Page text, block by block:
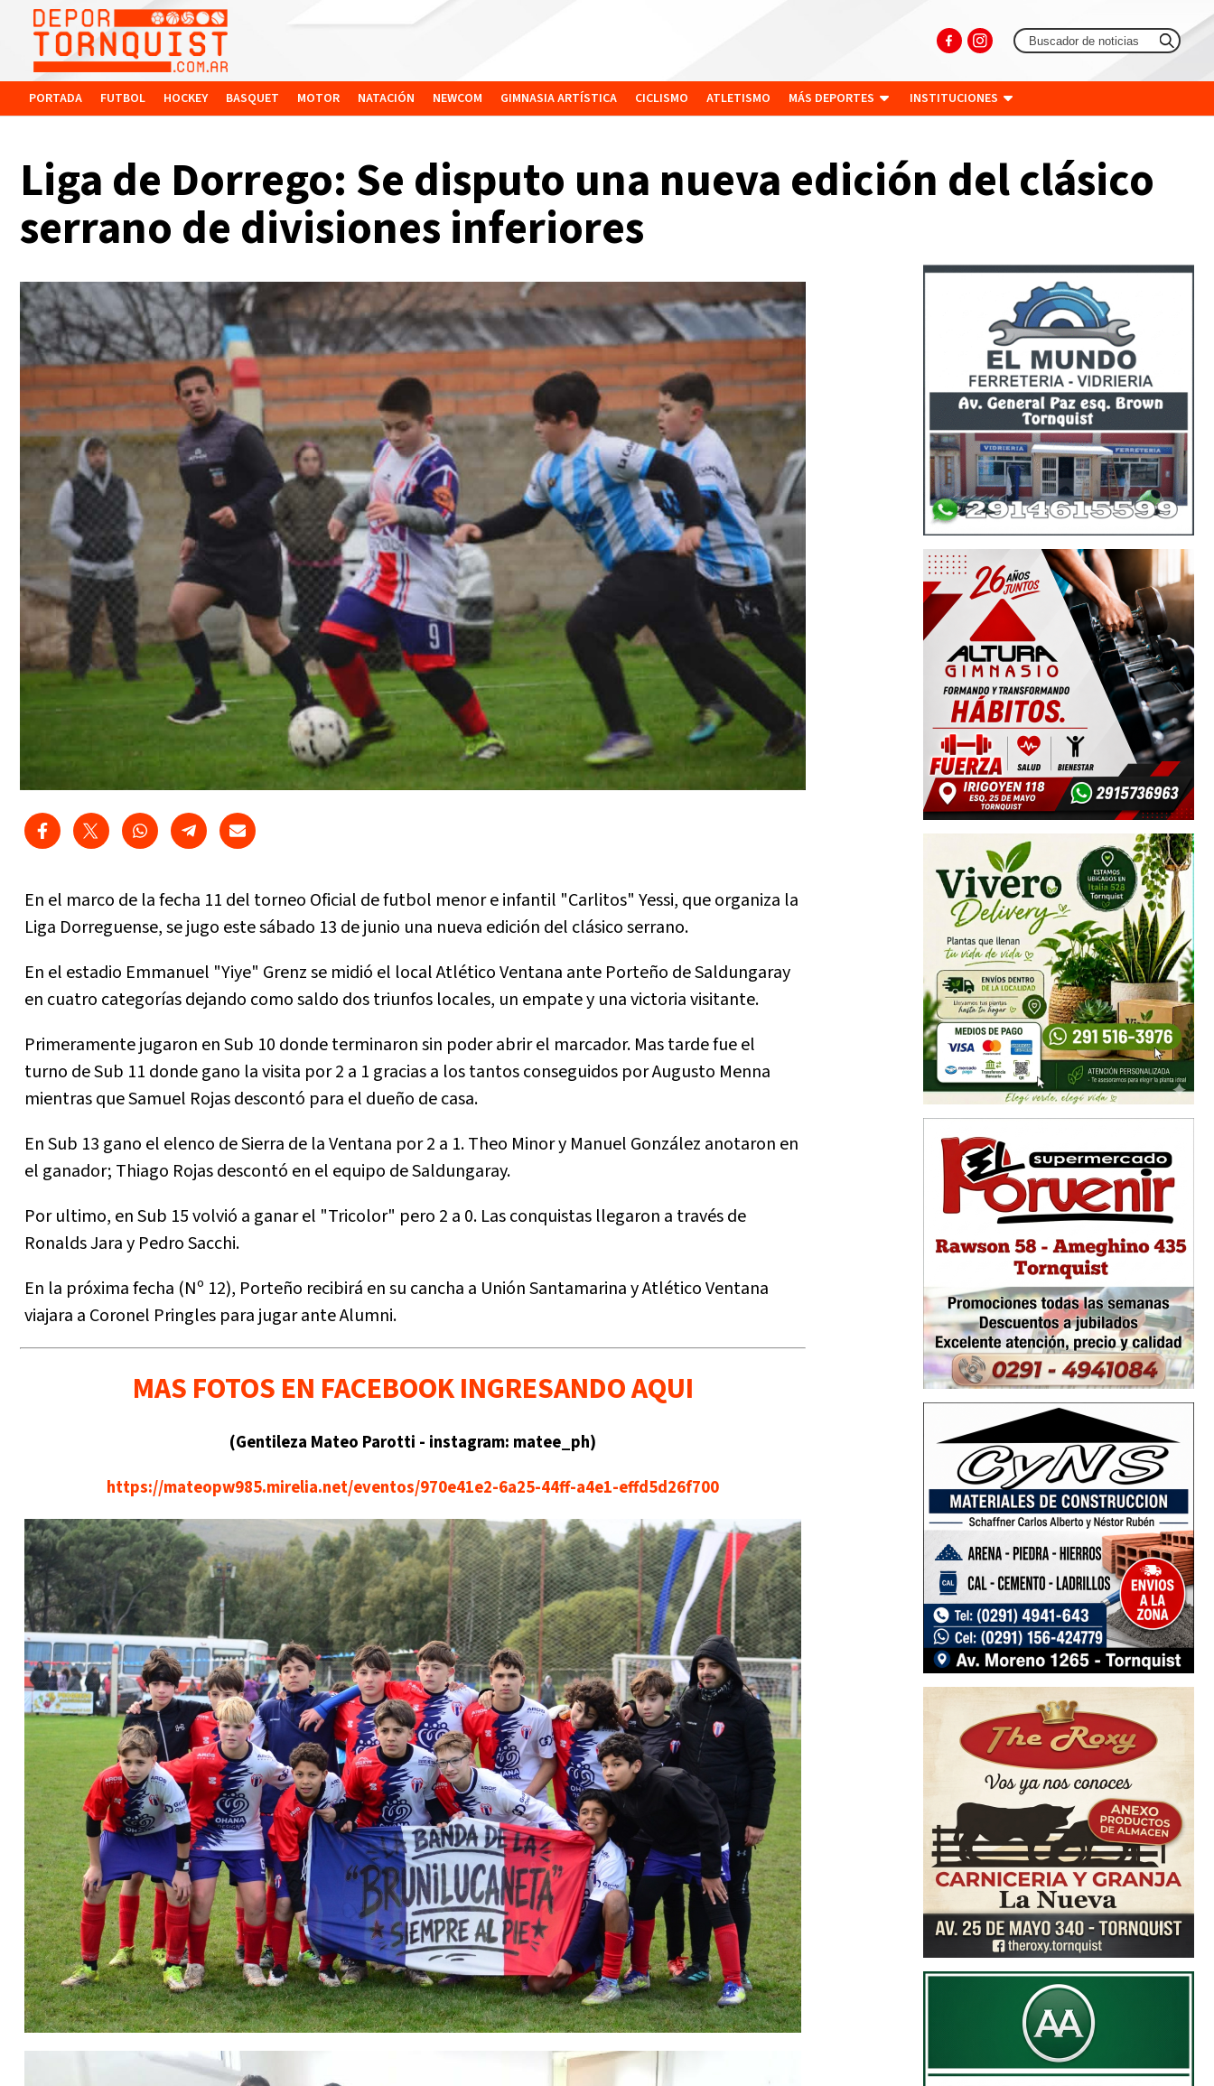
PORTADA FUTBOL HOCKEY BASQUET MOTOR NATACIÓN NEWCOM GIMNASIA ARTÍSTICA CICLISMO ATLETISMO MÁS DEPORTES INSTITUCIONES
Liga de Dorrego: Se disputo una nueva edición del clásico
serrano de divisiones inferiores
En el marco de la fecha 11 del torneo Oficial de futbol menor e infantil "Carlitos" Yessi, que organiza la
Liga Dorreguense, se jugo este sábado 13 de junio una nueva edición del clásico serrano.
En el estadio Emmanuel "Yiye" Grenz se midió el local Atlético Ventana ante Porteño de Saldungaray
en cuatro categorías dejando como saldo dos triunfos locales, un empate y una victoria visitante.
Primeramente jugaron en Sub 10 donde terminaron sin poder abrir el marcador. Mas tarde fue el
turno de Sub 11 donde gano la visita por 2 a 1 gracias a los tantos conseguidos por Augusto Menna
mientras que Samuel Rojas descontó para el dueño de casa.
En Sub 13 gano el elenco de Sierra de la Ventana por 2 a 1. Theo Minor y Manuel González anotaron en
el ganador; Thiago Rojas descontó en el equipo de Saldungaray.
Por ultimo, en Sub 15 volvió a ganar el "Tricolor" pero 2 a 0. Las conquistas llegaron a través de
Ronalds Jara y Pedro Sacchi.
En la próxima fecha (Nº 12), Porteño recibirá en su cancha a Unión Santamarina y Atlético Ventana
viajara a Coronel Pringles para jugar ante Alumni.
MAS FOTOS EN FACEBOOK INGRESANDO AQUI
(Gentileza Mateo Parotti - instagram: matee_ph)
https://mateopw985.mirelia.net/eventos/970e41e2-6a25-44ff-a4e1-effd5d26f700